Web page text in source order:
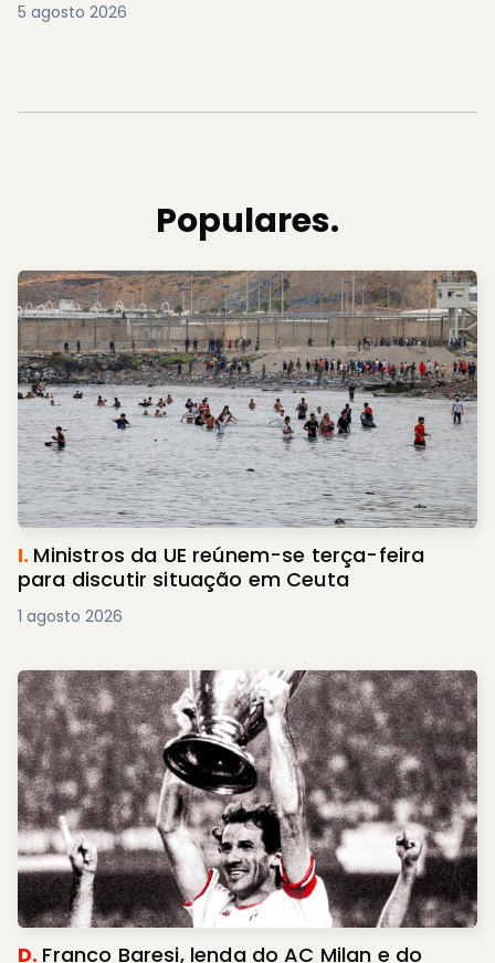
5 agosto 2026
Populares.
I. Ministros da UE reúnem-se terça-feira
para discutir situação em Ceuta
1 agosto 2026
D. Franco Baresi, lenda do AC Milan e do